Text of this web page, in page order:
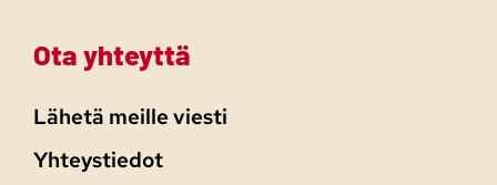
Ota yhteyttä
Lähetä meille viesti
Yhteystiedot